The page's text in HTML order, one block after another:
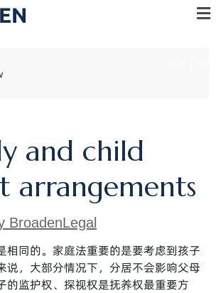
and child
arrangements
BroadenLegal
相同的。家庭法重要的是要考虑到孩子
说，大部分情况下，分居不会影响父母
的监护权、探视权是抚养权最重要方